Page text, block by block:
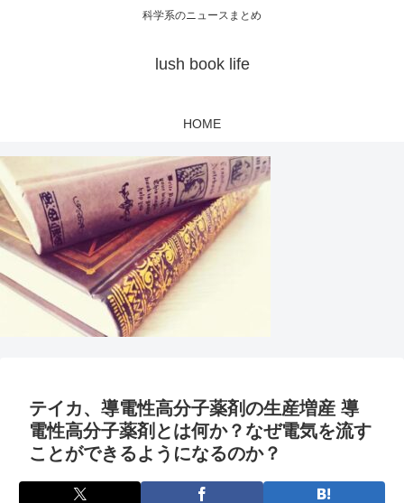
科学系のニュースまとめ
lush book life
HOME
テイカ、導電性高分子薬剤の生産増産 導
電性高分子薬剤とは何か？なぜ電気を流す
ことができるようになるのか？